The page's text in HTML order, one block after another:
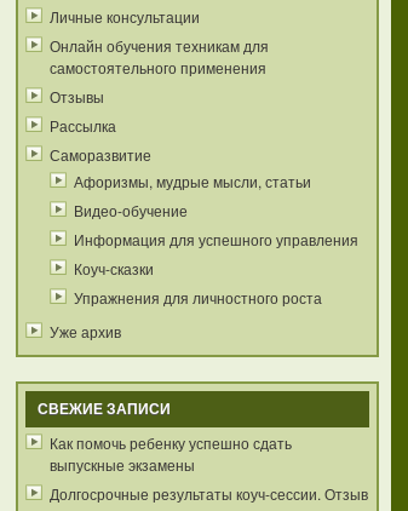
Личные консультации
Онлайн обучения техникам для
самостоятельного применения
Отзывы
Рассылка
Саморазвитие
Афоризмы, мудрые мысли, статьи
Видео-обучение
Информация для успешного управления
Коуч-сказки
Упражнения для личностного роста
Уже архив
СВЕЖИЕ ЗАПИСИ
Как помочь ребенку успешно сдать
выпускные экзамены
Долгосрочные результаты коуч-сессии. Отзыв